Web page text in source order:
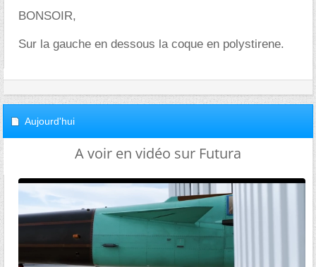
BONSOIR,
Sur la gauche en dessous la coque en polystirene.
Aujourd'hui
A voir en vidéo sur Futura